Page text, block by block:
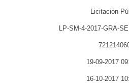
Licitación
LP-SM-4-2017-GRA-
19-09-2017
16-10-2017